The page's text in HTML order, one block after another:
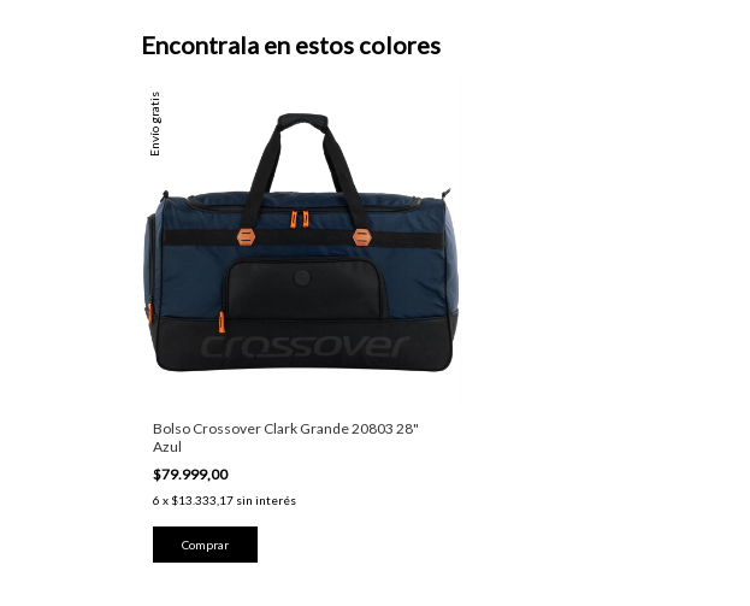
Encontrala en estos colores
Envío gratis
Bolso Crossover Clark Grande 20803 28"
Azul
$79.999,00
6 x $13.333,17 sin interés